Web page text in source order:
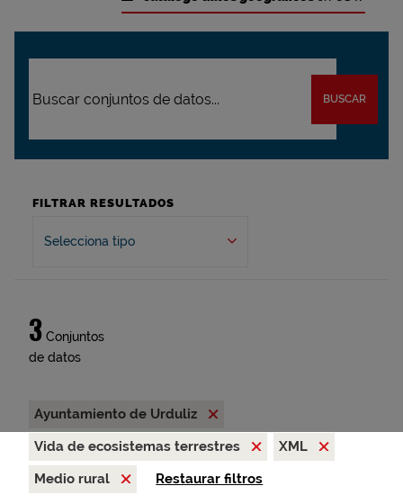
BUSCAR
FILTRAR RESULTADOS
Selecciona tipo
3 Conjuntos
de datos
Ayuntamiento de Urduliz
Vida de ecosistemas terrestres
XML
Medio rural
Restaurar filtros